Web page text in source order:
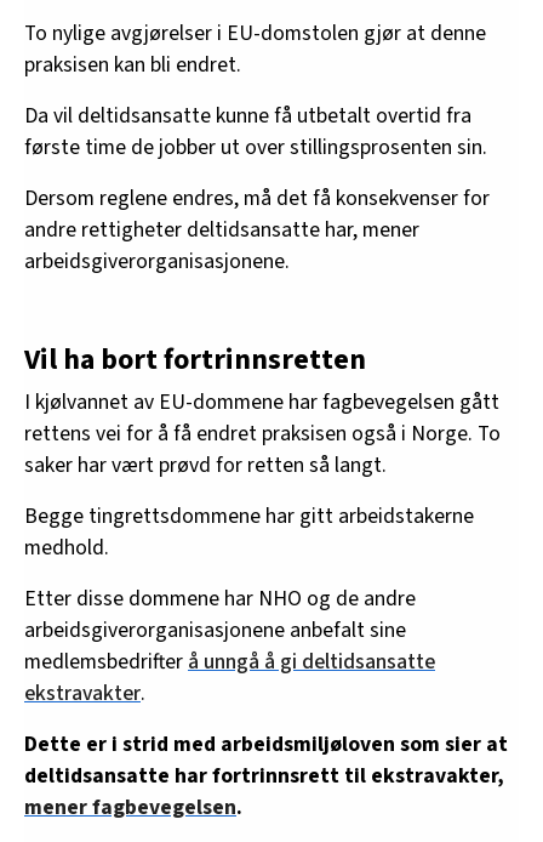
To nylige avgjørelser i EU-domstolen gjør at denne
praksisen kan bli endret.
Da vil deltidsansatte kunne få utbetalt overtid fra
første time de jobber ut over stillingsprosenten sin.
Dersom reglene endres, må det få konsekvenser for
andre rettigheter deltidsansatte har, mener
arbeidsgiverorganisasjonene.
Vil ha bort fortrinnsretten
I kjølvannet av EU-dommene har fagbevegelsen gått
rettens vei for å få endret praksisen også i Norge. To
saker har vært prøvd for retten så langt.
Begge tingrettsdommene har gitt arbeidstakerne
medhold.
Etter disse dommene har NHO og de andre
arbeidsgiverorganisasjonene anbefalt sine
medlemsbedrifterå unngå å gi deltidsansatte
ekstravakter.
Dette er i strid med arbeidsmiljøloven som sier at
deltidsansatte har fortrinnsrett til ekstravakter,
mener fagbevegelsen.